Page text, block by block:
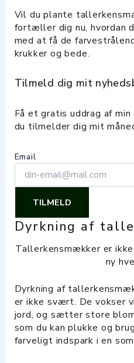
Vil du plante
fortæller dig nu, hvordan
med at få de
krukker og bede.
Tilmeld dig mit
Få et gratis uddrag af
du tilmelder dig mit
Email
TILMELD
Dyrkning af
Tallerkensmækker er
ny
Dyrkning af
er ikke svært. De vokser
jord, og sætter store
som du kan plukke og
farveligt indspark i en